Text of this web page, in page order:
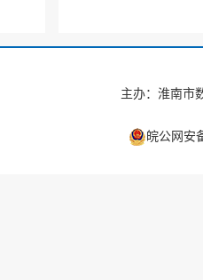
主办：淮南市
皖公网安